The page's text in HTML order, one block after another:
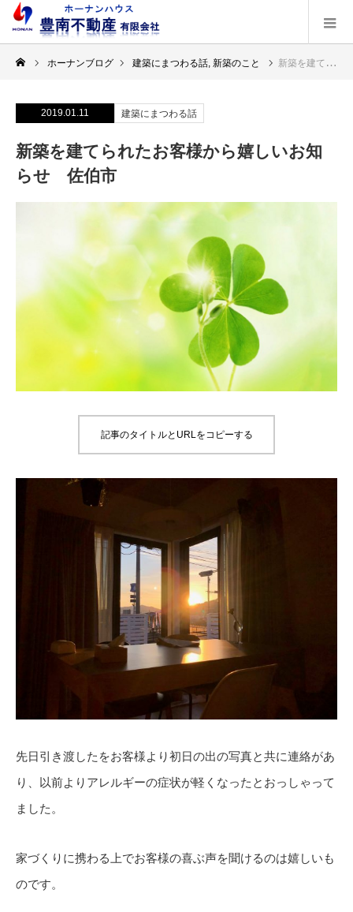
ホーナンブログ 建築にまつわる話, 新築のこと 新築を建てられたお客様から嬉しいお知らせ 佐伯市
2019.01.11 建築にまつわる話
新築を建てられたお客様から嬉しいお知
らせ 佐伯市
記事のタイトルとURLをコピーする
先日引き渡したをお客様より初日の出の写真と共に連絡があ
り、以前よりアレルギーの症状が軽くなったとおっしゃって
ました。
家づくりに携わる上でお客様の喜ぶ声を聞けるのは嬉しいも
のです。